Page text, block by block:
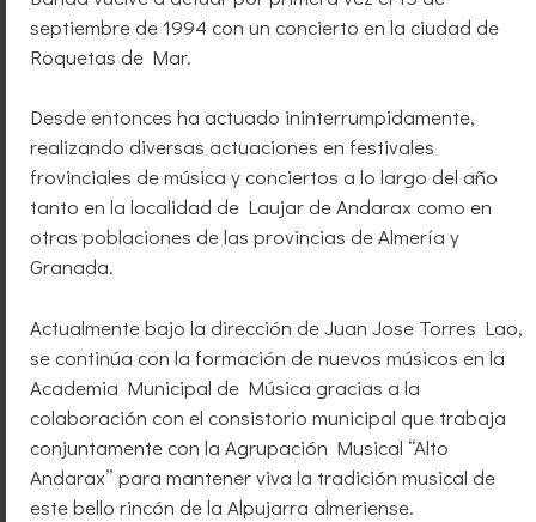
septiembre de 1994 con un concierto en la ciudad de
Roquetas de Mar.
Desde entonces ha actuado ininterrumpidamente,
realizando diversas actuaciones en festivales
frovinciales de música y conciertos a lo largo del año
tanto en la localidad de Laujar de Andarax como en
otras poblaciones de las provincias de Almería y
Granada.
Actualmente bajo la dirección de Juan Jose Torres Lao,
se continúa con la formación de nuevos músicos en la
Academia Municipal de Música gracias a la
colaboración con el consistorio municipal que trabaja
conjuntamente con la Agrupación Musical “Alto
Andarax” para mantener viva la tradición musical de
este bello rincón de la Alpujarra almeriense.